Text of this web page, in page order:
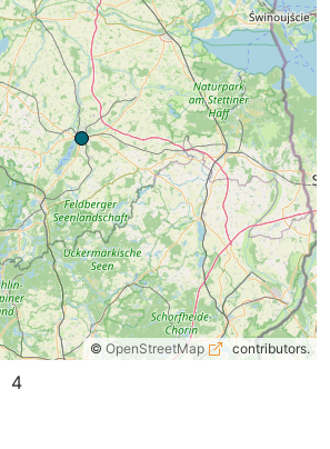
© OpenStreetMap contributors.
4